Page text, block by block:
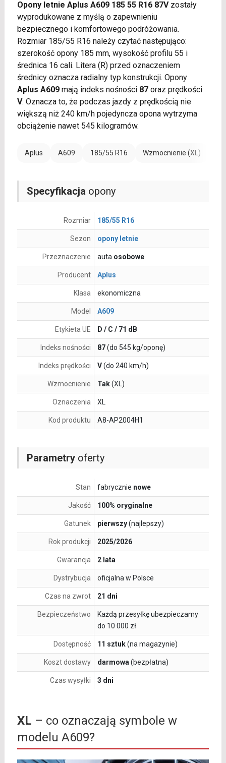
Opony letnie Aplus A609 185 55 R16 87Vzostały
wyprodukowane z myślą o zapewnieniu
bezpiecznego i komfortowego podróżowania.
Rozmiar 185/55 R16 należy czytać następująco:
szerokość opony 185 mm, wysokość profilu 55 i
średnica 16 cali. Litera (R) przed oznaczeniem
średnicy oznacza radialny typ konstrukcji. Opony
Aplus A609mają indeks nośności 87oraz prędkości
V. Oznacza to, że podczas jazdy z prędkością nie
większą niż 240 km/h pojedyncza opona wytrzyma
obciążenie nawet 545 kilogramów.
Aplus A609 185/55 R16 Wzmocnienie (XL)
Parametryoferty
Stan fabrycznie nowe
Jakość 100% oryginalne
Gatunek pierwszy(najlepszy)
Rok produkcji 2025/2026
Gwarancja 2 lata
Dystrybucja oficjalna w Polsce
Czas na zwrot 21 dni
Bezpieczeństwo
Każdą przesyłkę ubezpieczamy
do 10 000 zł
Dostępność 11 sztuk(na magazynie)
Koszt dostawy darmowa (bezpłatna)
Czas wysyłki 3 dni
Specyfikacja opony
Rozmiar 185/55 R16
Sezon opony letnie
Przeznaczenie auta osobowe
Producent Aplus
Klasa ekonomiczna
Model A609
Etykieta UE D / C / 71 dB
Indeks nośności 87(do 545 kg/oponę)
Indeks prędkości V(do 240 km/h)
Wzmocnienie Tak(XL)
Oznaczenia XL
Kod produktu A8-AP2004H1
XL – co oznaczają symbole w
modelu A609?